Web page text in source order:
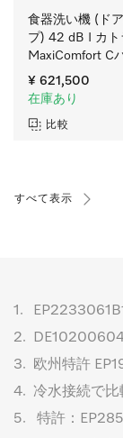
食器洗い機 (ド
プ) 42 dB I カト
MaxiComfort C
BrilliantLight (ブ
AutoDos
¥ 621,500
在庫あり
比較
すべて表示
1.
2.
3.
欧州特許
4.
冷水接続で
5.
特許：